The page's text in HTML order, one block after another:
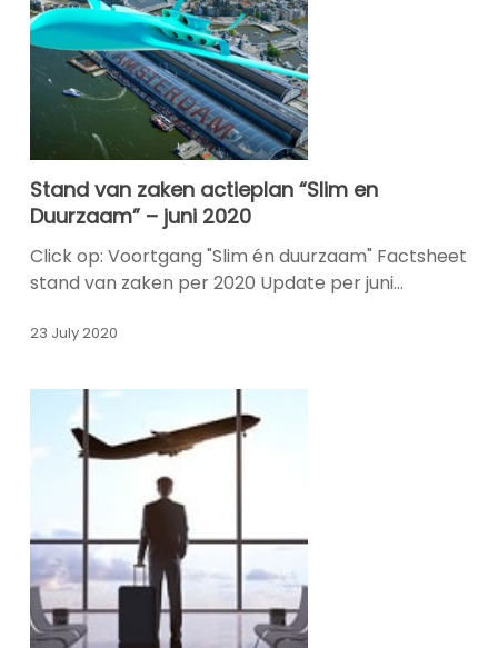
van
zaken
actieplan
“Slim
Duurzaam”
juni
2020
Stand van zaken actieplan “Slim en
Duurzaam” – juni 2020
Click op: Voortgang "Slim én duurzaam" Factsheet
stand van zaken per 2020 Update per juni…
23 July 2020